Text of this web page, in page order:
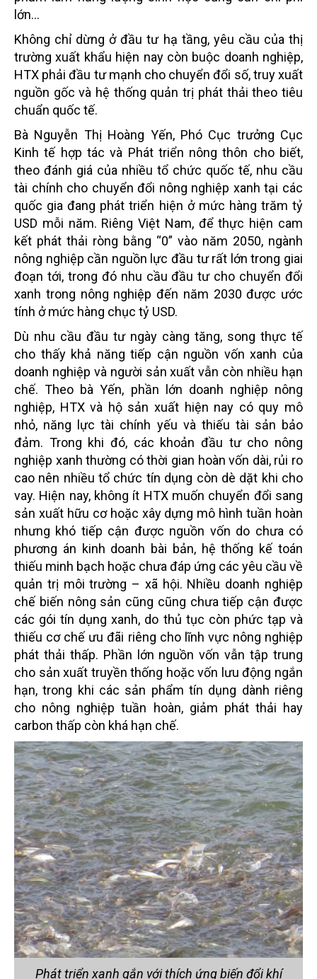
lớn…
Không chỉ dừng ở đầu tư hạ tầng, yêu cầu của thị
trường xuất khẩu hiện nay còn buộc doanh nghiệp,
HTX phải đầu tư mạnh cho chuyển đổi số, truy xuất
nguồn gốc và hệ thống quản trị phát thải theo tiêu
chuẩn quốc tế.
Bà Nguyễn Thị Hoàng Yến, Phó Cục trưởng Cục
Kinh tế hợp tác và Phát triển nông thôn cho biết,
theo đánh giá của nhiều tổ chức quốc tế, nhu cầu
tài chính cho chuyển đổi nông nghiệp xanh tại các
quốc gia đang phát triển hiện ở mức hàng trăm tỷ
USD mỗi năm. Riêng Việt Nam, để thực hiện cam
kết phát thải ròng bằng “0” vào năm 2050, ngành
nông nghiệp cần nguồn lực đầu tư rất lớn trong giai
đoạn tới, trong đó nhu cầu đầu tư cho chuyển đổi
xanh trong nông nghiệp đến năm 2030 được ước
tính ở mức hàng chục tỷ USD.
Dù nhu cầu đầu tư ngày càng tăng, song thực tế
cho thấy khả năng tiếp cận nguồn vốn xanh của
doanh nghiệp và người sản xuất vẫn còn nhiều hạn
chế. Theo bà Yến, phần lớn doanh nghiệp nông
nghiệp, HTX và hộ sản xuất hiện nay có quy mô
nhỏ, năng lực tài chính yếu và thiếu tài sản bảo
đảm. Trong khi đó, các khoản đầu tư cho nông
nghiệp xanh thường có thời gian hoàn vốn dài, rủi ro
cao nên nhiều tổ chức tín dụng còn dè dặt khi cho
vay. Hiện nay, không ít HTX muốn chuyển đổi sang
sản xuất hữu cơ hoặc xây dựng mô hình tuần hoàn
nhưng khó tiếp cận được nguồn vốn do chưa có
phương án kinh doanh bài bản, hệ thống kế toán
thiếu minh bạch hoặc chưa đáp ứng các yêu cầu về
quản trị môi trường – xã hội. Nhiều doanh nghiệp
chế biến nông sản cũng cũng chưa tiếp cận được
các gói tín dụng xanh, do thủ tục còn phức tạp và
thiếu cơ chế ưu đãi riêng cho lĩnh vực nông nghiệp
phát thải thấp. Phần lớn nguồn vốn vẫn tập trung
cho sản xuất truyền thống hoặc vốn lưu động ngắn
hạn, trong khi các sản phẩm tín dụng dành riêng
cho nông nghiệp tuần hoàn, giảm phát thải hay
carbon thấp còn khá hạn chế.
Phát triển xanh gắn với thích ứng biến đổi khí